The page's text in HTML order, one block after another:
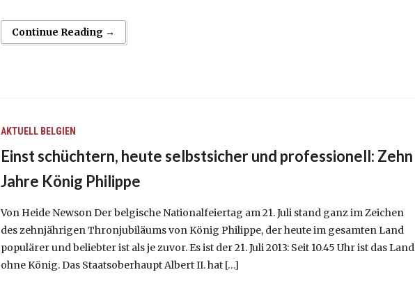
Continue Reading →
AKTUELL BELGIEN
Einst schüchtern, heute selbstsicher und professionell: Zehn
Jahre König Philippe
Von Heide Newson Der belgische Nationalfeiertag am 21. Juli stand ganz im Zeichen
des zehnjährigen Thronjubiläums von König Philippe, der heute im gesamten Land
populärer und beliebter ist als je zuvor. Es ist der 21. Juli 2013: Seit 10.45 Uhr ist das Land
ohne König. Das Staatsoberhaupt Albert II. hat […]